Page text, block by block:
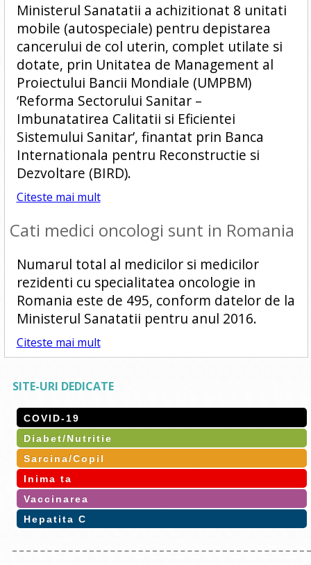
Ministerul Sanatatii a achizitionat 8 unitati
mobile (autospeciale) pentru depistarea
cancerului de col uterin, complet utilate si
dotate, prin Unitatea de Management al
Proiectului Bancii Mondiale (UMPBM)
‘Reforma Sectorului Sanitar –
Imbunatatirea Calitatii si Eficientei
Sistemului Sanitar’, finantat prin Banca
Internationala pentru Reconstructie si
Dezvoltare (BIRD).
Citeste mai mult
Cati medici oncologi sunt in Romania
Numarul total al medicilor si medicilor
rezidenti cu specialitatea oncologie in
Romania este de 495, conform datelor de la
Ministerul Sanatatii pentru anul 2016.
Citeste mai mult
SITE-URI DEDICATE
COVID-19
Diabet/Nutritie
Sarcina/Copil
Inima ta
Vaccinarea
Hepatita C